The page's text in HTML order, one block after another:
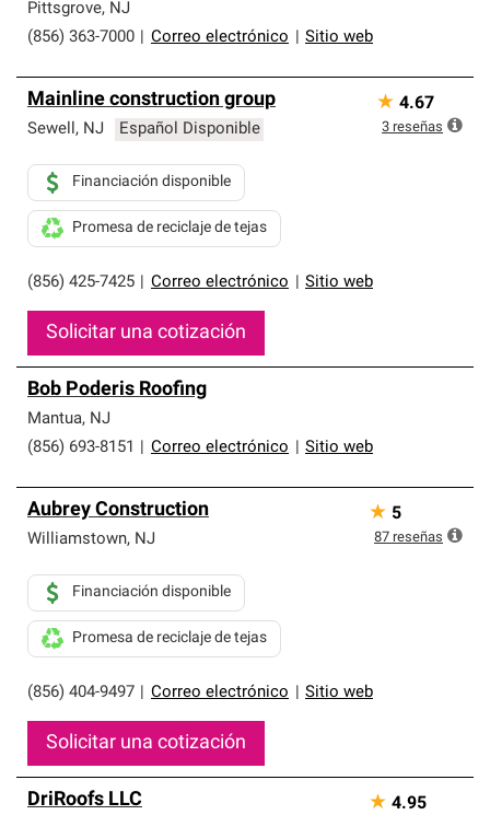
Pittsgrove, NJ
(856) 363-7000
Correo electrónico Sitio web
Mainline construction group
Sewell, NJ Español Disponible
(856) 425-7425 Correo electrónico Sitio web
Financiación disponible
Promesa de reciclaje de tejas
Solicitar una cotización
★ 4.67
3 reseñas
Bob Poderis Roofing
Mantua, NJ
(856) 693-8151
Correo electrónico Sitio web
Aubrey Construction
Williamstown, NJ
(856) 404-9497 Correo electrónico Sitio web
Financiación disponible
Promesa de reciclaje de tejas
Solicitar una cotización
★ 5
87 reseñas
DriRoofs LLC ★ 4.95